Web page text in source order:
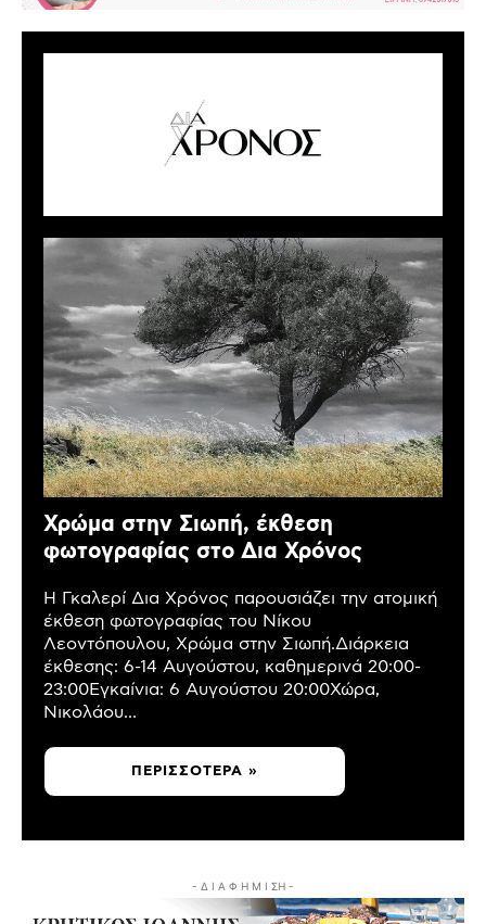
Χρώμα στην Σιωπή, έκθεση
φωτογραφίας στο Δια Χρόνος
Η Γκαλερί Δια Χρόνος παρουσιάζει την ατομική
έκθεση φωτογραφίας του Νίκου
Λεοντόπουλου, Χρώμα στην Σιωπή.Διάρκεια
έκθεσης: 6-14 Αυγούστου, καθημερινά 20:00-
23:00Εγκαίνια: 6 Αυγούστου 20:00Χώρα,
Νικολάου...
ΠΕΡΙΣΣΌΤΕΡΑ »
- Δ Ι Α Φ Η Μ Ι ΣΗ -